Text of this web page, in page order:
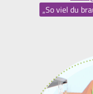
„So viel du